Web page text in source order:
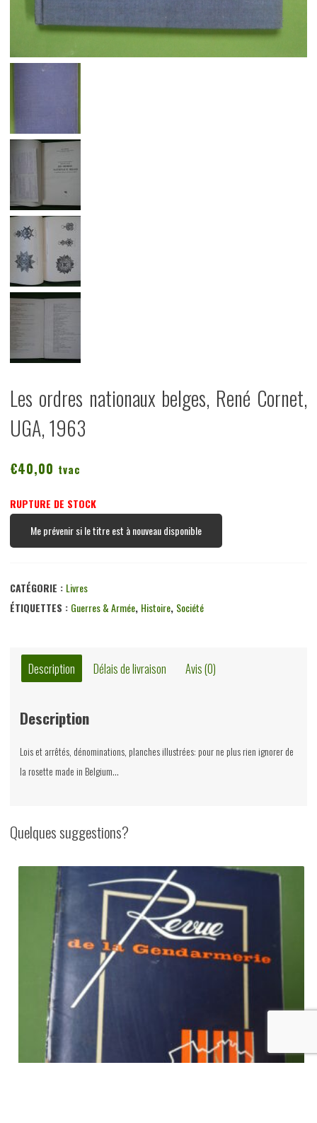
Les ordres nationaux belges, René Cornet,
UGA, 1963
€40,00 tvac
RUPTURE DE STOCK
Me prévenir si le titre est à nouveau disponible
CATÉGORIE : Livres
ÉTIQUETTES : Guerres & Armée, Histoire, Société
Description Délais de livraison Avis (0)
Description
Lois et arrêtés, dénominations, planches illustrées: pour ne plus rien ignorer de
la rosette made in Belgium…
Quelques suggestions?